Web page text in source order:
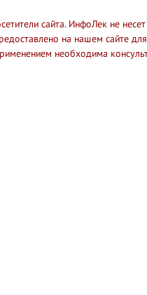
сайта. ИнфоЛек не
на нашем сайте
необходима